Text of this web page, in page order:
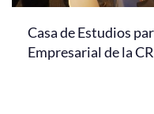
Casa de Estudios
Empresarial de la